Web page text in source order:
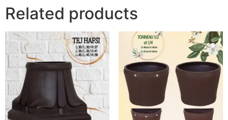
Related products